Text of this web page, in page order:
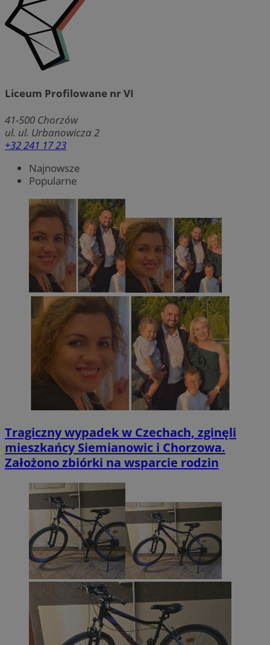
Liceum Profilowane nr VI
41-500 Chorzów
ul. ul. Urbanowicza 2
+32 241 17 23
Najnowsze
Popularne
Tragiczny wypadek w Czechach, zginęli
mieszkańcy Siemianowic i Chorzowa.
Założono zbiórki na wsparcie rodzin